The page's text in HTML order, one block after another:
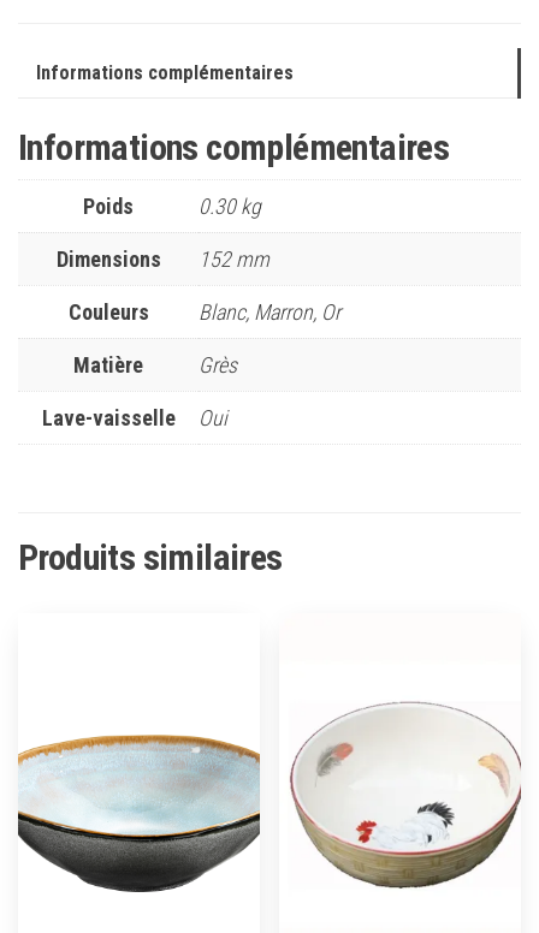
Informations complémentaires
Informations complémentaires
Poids 0.30 kg
Dimensions 152 mm
Couleurs Blanc, Marron, Or
Matière Grès
Lave-vaisselle Oui
Produits similaires